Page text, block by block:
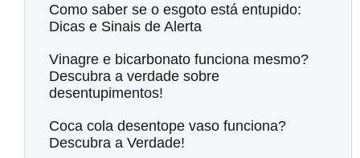
Como saber se o esgoto está entupido:
Dicas e Sinais de Alerta
Vinagre e bicarbonato funciona mesmo?
Descubra a verdade sobre
desentupimentos!
Coca cola desentope vaso funciona?
Descubra a Verdade!